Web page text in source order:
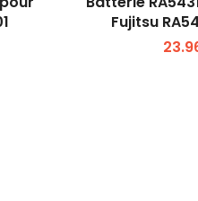
Voir
Fujitsu